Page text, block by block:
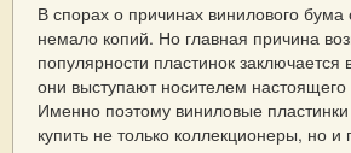
В спорах о причинах винилового
немало копий. Но главная причина
популярности пластинок
они выступают носителем настоящего
Именно поэтому виниловые пластинки
купить не только коллекционеры, но